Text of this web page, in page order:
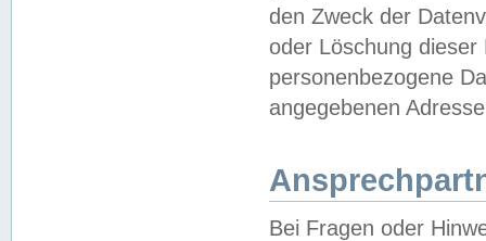
den Zweck der
oder Löschung
personenbezogene
angegebenen
Bei Fragen oder